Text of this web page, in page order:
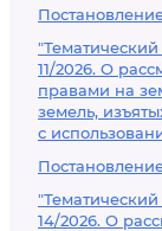
11/2026. О
правами на
земель,
с
14/2026. О